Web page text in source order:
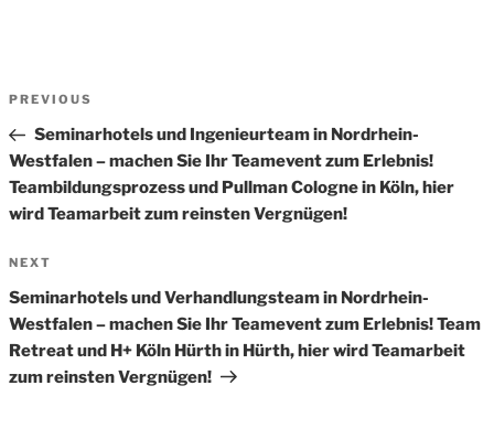
Beitrags-
Previous
Post
PREVIOUS
Seminarhotels und Ingenieurteam in Nordrhein-
Westfalen – machen Sie Ihr Teamevent zum Erlebnis!
Teambildungsprozess und Pullman Cologne in Köln, hier
wird Teamarbeit zum reinsten Vergnügen!
Next
Post
NEXT
Seminarhotels und Verhandlungsteam in Nordrhein-
Westfalen – machen Sie Ihr Teamevent zum Erlebnis! Team
Retreat und H+ Köln Hürth in Hürth, hier wird Teamarbeit
zum reinsten Vergnügen!